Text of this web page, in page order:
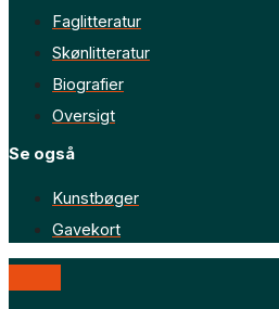
Faglitteratur
Skønlitteratur
Biografier
Oversigt
Se også
Kunstbøger
Gavekort